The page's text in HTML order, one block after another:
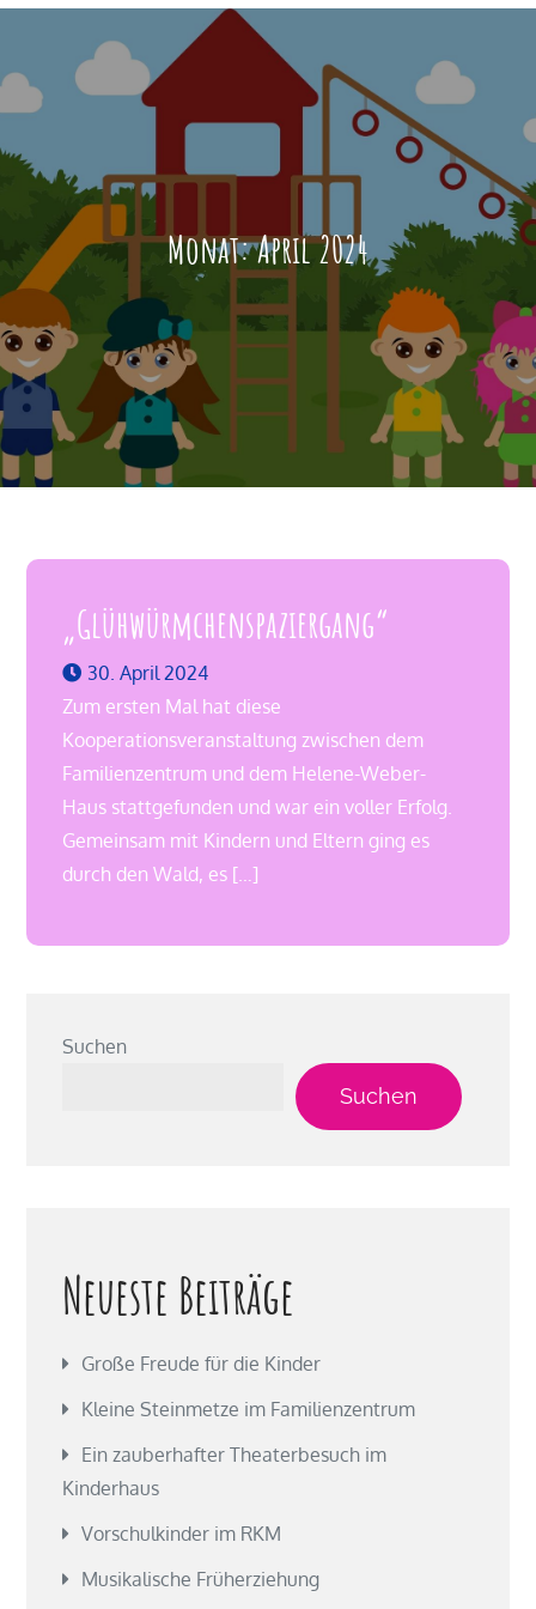
Monat:April 2024
„Glühwürmchenspaziergang“
30. April 2024
Zum ersten Mal hat diese
Kooperationsveranstaltung zwischen dem
Familienzentrum und dem Helene-Weber-
Haus stattgefunden und war ein voller Erfolg.
Gemeinsam mit Kindern und Eltern ging es
durch den Wald, es […]
Suchen
Suchen
Neueste Beiträge
Große Freude für die Kinder
Kleine Steinmetze im Familienzentrum
Ein zauberhafter Theaterbesuch im
Kinderhaus
Vorschulkinder im RKM
Musikalische Früherziehung